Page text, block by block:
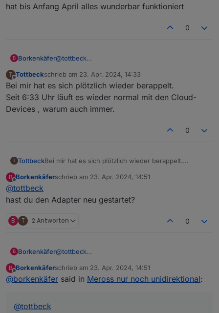
hat bis Anfang April alles wunderbar funktioniert
0
B Borkenkäfer@tottbeck
habe das gleiche Problem
Hatte das Ableseinterval aber auch nie so niedrig
Rückfrage bei Meross ergibt das Meross noch mit
IObroker kompatibel ist.
hat bis Anfang April alles wunderbar funktioniert
T
Offline
Tottbeckschrieb am 23. Apr. 2024, 14:33
zuletzt editiert von
Bei mir hat es sich plötzlich wieder berappelt.
Seit 6:33 Uhr läuft es wieder normal mit den Cloud-
Devices , warum auch immer.
0
T TottbeckBei mir hat es sich plötzlich wieder berappelt.
Devices , warum auch immer.
B
Offline
Borkenkäferschrieb am 23. Apr. 2024, 14:51
zuletzt editiert von
@tottbeck
hast du den Adapter neu gestartet?
B T 2 Antworten 0
B Borkenkäfer@tottbeck
B
Offline
Borkenkäferschrieb am 23. Apr. 2024, 14:51
zuletzt editiert von
@borkenkäfer said in Meross nur noch unidirektional:
@tottbeck